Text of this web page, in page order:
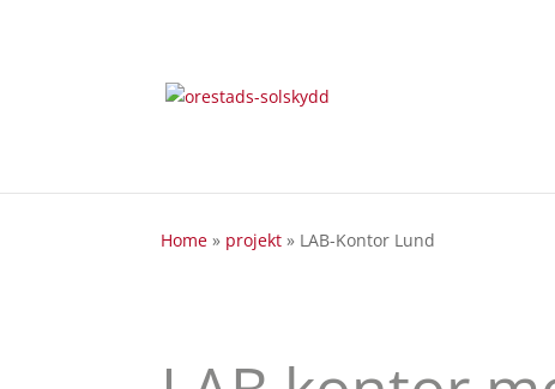
Home » projekt » LAB-Kontor Lund